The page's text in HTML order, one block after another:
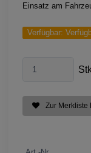
Einsatz am
Verfügbar:
Zur Merkliste